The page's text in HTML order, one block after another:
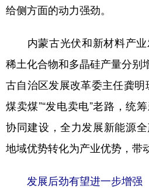
给侧方面的动力强劲。
内蒙古光伏和新材料产业
稀土化合物和多晶硅产量分别
古自治区发展改革委主任龚明
煤卖煤”“发电卖电”老路，统
协同建设，全力发展新能源
地域优势转化为产业优势，带
发展后劲有望进一步增强